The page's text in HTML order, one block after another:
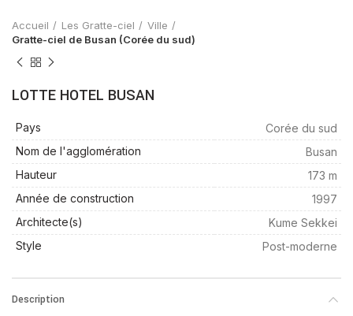
Accueil Les Gratte-ciel
Ville
Gratte-ciel de Busan (Corée du sud)
LOTTE HOTEL BUSAN
Pays
Corée du sud
Nom de l'agglomération
Busan
Hauteur
173 m
Année de construction
1997
Architecte(s)
Kume Sekkei
Style
Post-moderne
Description